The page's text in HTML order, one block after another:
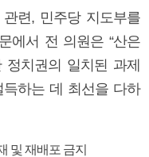
련, 민주당 지도부를
에서 전 의원은 “산은
정치권의 일치된 과제
하는 데 최선을 다하
및 재배포 금지